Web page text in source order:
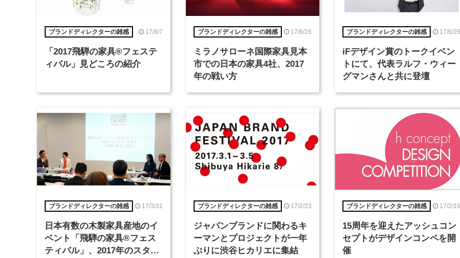
ブランドディレクターの雑感 17/8/7
「2017飛騨の家具®︎フェステ
ィバル」見どころの紹介
ブランドディレクターの雑感 17/6/26
ミラノサローネ国際家具見本
市での日本の家具4社、2017
年の戦い方
ブランドディレクターの雑感 17/6/26
iFデザイン賞のトークイベン
トにて、代表ラルフ・ウィー
グマンさんと共に登壇
ブランドディレクターの雑感 17/3/31
日本有数の木製家具産地のイ
ベント「飛騨の家具®フェス
ティバル」、2017年のスタイ
ブランドディレクターの雑感 17/2/23
ジャパンブランドに関わるキ
ーマンとプロジェクトが一年
ぶりに渋谷ヒカリエに集結
ブランドディレクターの雑感 17/2/16
15周年を迎えたアッシュコン
セプトがデザインコンペを開
催